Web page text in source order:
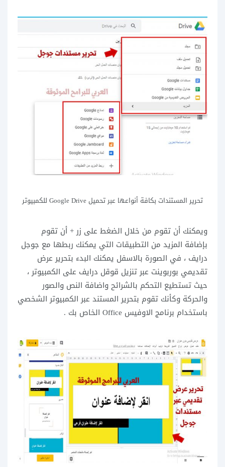
تحرير المستندات بكافة أنواعها عبر تحميل Google Drive للكمبيوتر
ويمكنك أن تقوم من خلال الضغط على زر + أن تقوم
بإضافة المزيد من التطبيقات التي يمكنك ربطها مع جوجل
درايف ، في الصورة بالاسفل يمكنك البدء بتحرير عرض
تقديمي بوربوينت عبر تنزيل قوقل درايف على الكمبيوتر ،
حيث تستطيع التحكم بالشرائح واضافة النص والصور
والحركة وكأنك تقوم بتحرير المستند عبر الكمبيوتر الشخصي
باستخدام برنامج الاوفيس Office الخاص بك .